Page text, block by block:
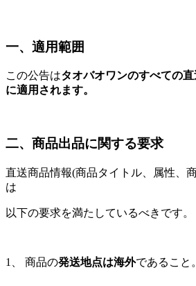
一、適用範囲
この公告はタオバオワンのすべての
に適用されます。
二、商品出品に関する要求
直送商品情報(商品タイトル、属性、
は
以下の要求を満たしているべきです。
1 、 商品の発送地点は海外であること。